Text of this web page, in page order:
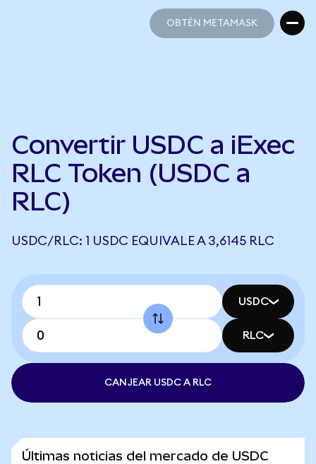
OBTÉN METAMASK
Convertir USDC a iExec
RLC Token (USDC a
RLC)
USDC/RLC: 1 USDC EQUIVALE A 3,6145 RLC
USDC
RLC
CANJEAR USDC A RLC
Últimas noticias del mercado de USDC